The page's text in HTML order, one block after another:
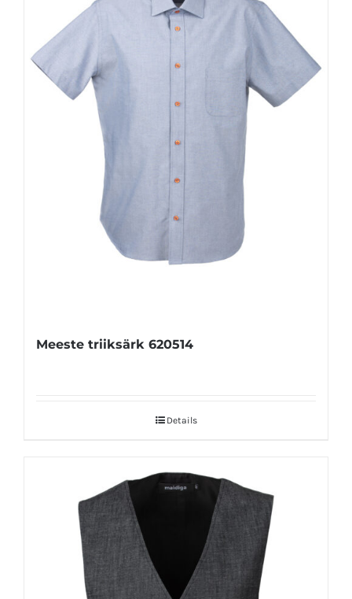
Meeste triiksärk 620514
Details